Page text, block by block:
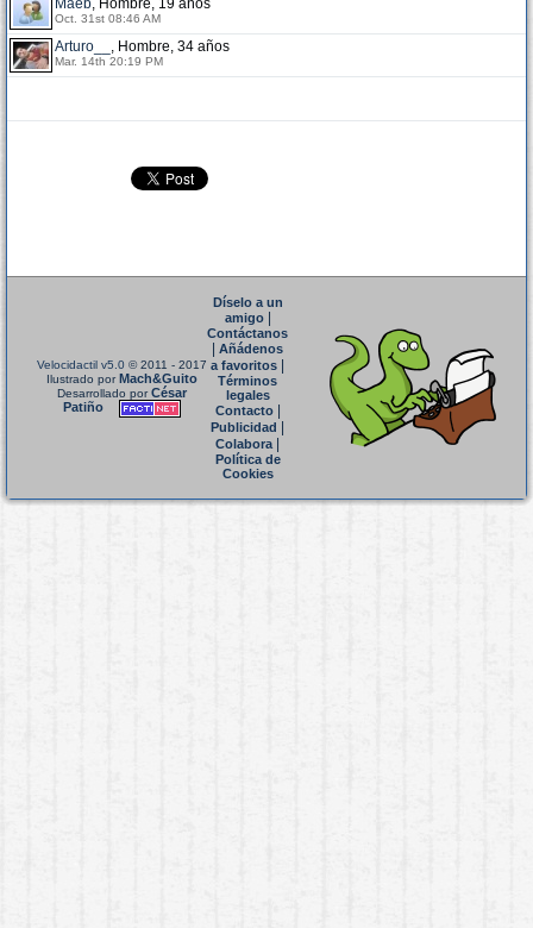
Maeb, Hombre, 19 años
Oct. 31st 08:46 AM
Arturo__ , Hombre, 34 años
Mar. 14th 20:19 PM
Velocidactil v5.0 © 2011 - 2017
Ilustrado porMach&Guito
Desarrollado porCésar
Patiño
Díselo a un
amigo|
Contáctanos
Añádenos
a favoritos
Términos
legales
Contacto|
Publicidad
Colabora|
Política de
Cookies